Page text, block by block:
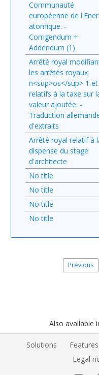
Communauté
européenne de
atomique. -
Corrigendum +
Addendum (1)
Arrêté royal
les arrêtés royaux
n<sup>os</sup> 1
relatifs à la taxe sur
valeur ajoutée. -
Traduction
d'extraits
Arrêté royal relatif à
dispense du stage
d'architecte
No title
No title
No title
No title
Previous
Also available
Solutions Features
Legal